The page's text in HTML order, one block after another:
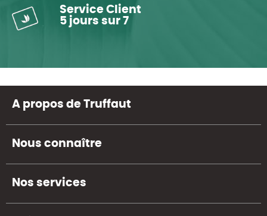
Service Client
5 jours sur 7
A propos de Truffaut
Nous connaître
Nos services